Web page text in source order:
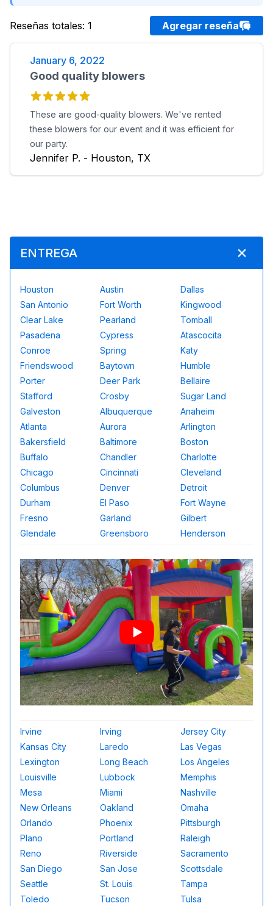
Reseñas totales: 1 Agregar reseña
January 6, 2022
Good quality blowers
These are good-quality blowers. We've rented
these blowers for our event and it was efficient for
our party.
Jennifer P. - Houston, TX
ENTREGA
Houston Austin
Dallas
San Antonio
Fort Worth
Kingwood
Clear Lake
Pearland
Tomball
Pasadena
Cypress
Atascocita
Conroe
Spring
Katy
Friendswood
Baytown
Humble
Porter
Deer Park
Bellaire
Stafford
Crosby
Sugar Land
Galveston
Albuquerque
Anaheim
Atlanta
Aurora
Arlington
Bakersfield
Baltimore
Boston
Buffalo
Chandler
Charlotte
Chicago
Cincinnati
Cleveland
Columbus
Denver
Detroit
Durham
El Paso
Fort Wayne
Fresno
Garland
Gilbert
Glendale
Greensboro Henderson
Irvine Irving
Jersey City
Kansas City
Laredo
Las Vegas
Lexington
Long Beach
Los Angeles
Louisville
Lubbock
Memphis
Mesa
Miami
Nashville
New Orleans
Oakland
Omaha
Orlando
Phoenix
Pittsburgh
Plano
Portland
Raleigh
Reno
Riverside
Sacramento
San Diego
San Jose
Scottsdale
Seattle
St. Louis
Tampa
Toledo
Tucson Tulsa